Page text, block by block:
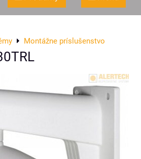
Montážne príslušenstvo